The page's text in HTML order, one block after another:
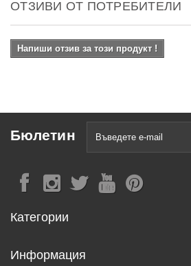
ОТЗИВИ ОТ ПОТРЕБИТЕЛИ
Напиши отзив за този продукт !
Бюлетин
Категории
Информация